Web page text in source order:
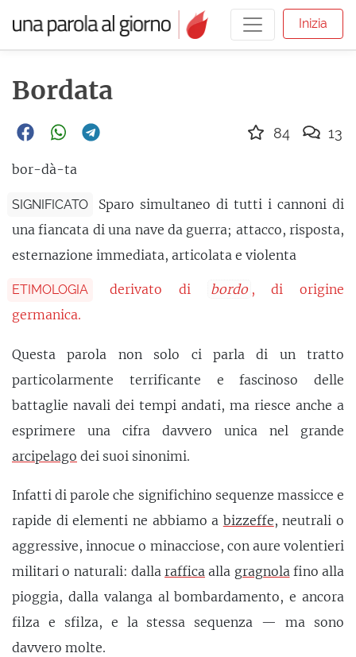
Inizia
Bordata
bor-dà-ta
SIGNIFICATO
Sparo simultaneo di tutti i cannoni di
una fiancata di una nave da guerra; attacco, risposta,
esternazione immediata, articolata e violenta
ETIMOLOGIA derivato di bordo , di origine
germanica.
Questa parola non solo ci parla di un tratto
particolarmente terrificante e fascinoso delle
battaglie navali dei tempi andati, ma riesce anche a
esprimere una cifra davvero unica nel grande
arcipelago dei suoi sinonimi.
Infatti di parole che significhino sequenze massicce e
rapide di elementi ne abbiamo a bizzeffe, neutrali o
aggressive, innocue o minacciose, con aure volentieri
militari o naturali: dalla raffica alla gragnolafino alla
pioggia, dalla valanga al bombardamento, e ancora
filza e sfilza, e la stessa sequenza — ma sono
davvero molte.
84 13